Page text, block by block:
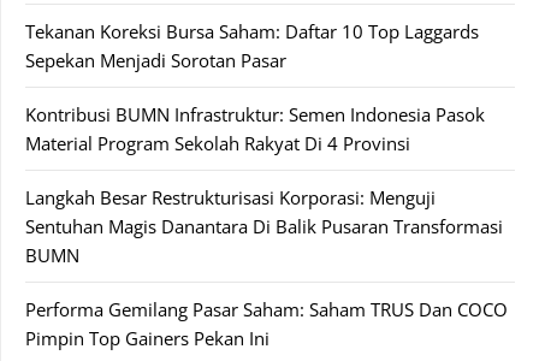
Tekanan Koreksi Bursa Saham: Daftar 10 Top Laggards
Sepekan Menjadi Sorotan Pasar
Kontribusi BUMN Infrastruktur: Semen Indonesia Pasok
Material Program Sekolah Rakyat Di 4 Provinsi
Langkah Besar Restrukturisasi Korporasi: Menguji
Sentuhan Magis Danantara Di Balik Pusaran Transformasi
BUMN
Performa Gemilang Pasar Saham: Saham TRUS Dan COCO
Pimpin Top Gainers Pekan Ini